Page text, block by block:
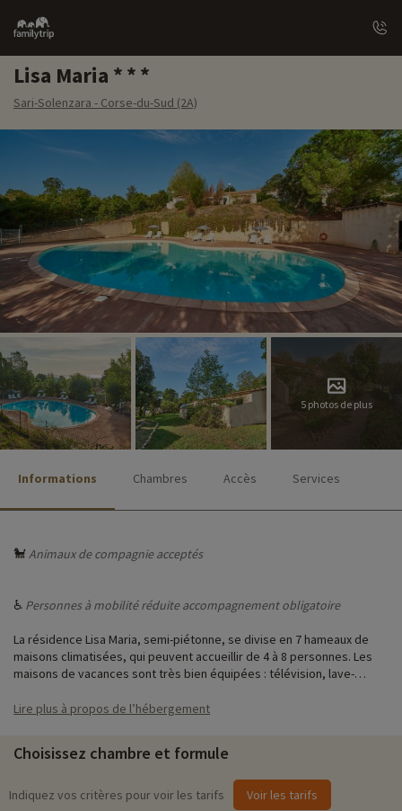
Family
trip
Lisa Maria
Sari-Solenzara - Corse-du-Sud (2A)
5 photos de plus
Informations Chambres Accès Services
🐩 Animaux de compagnie acceptés
♿ Personnes à mobilité réduite accompagnement obligatoire
La résidence Lisa Maria, semi-piétonne, se divise en 7 hameaux de
maisons climatisées, qui peuvent accueillir de 4 à 8 personnes. Les
maisons de vacances sont très bien équipées : télévision, lave-
ensoleillés. Chaque location dispose d’une place de stationnement et
grande piscine extérieure de 200 m²
Lire plus à propos de l’hébergement
Choisissez chambre et formule
Indiquez vos critères pour voir les tarifs Voir les tarifs